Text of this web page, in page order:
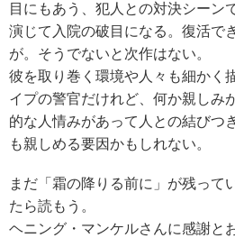
目にもあう、犯人との対決シーン
演じて入院の破目になる。復活で
が。そうでないと次作はない。
彼を取り巻く環境や人々も細かく
イプの警官だけれど、何か親しみ
的な人情みがあって人との結びつ
も親しめる要因かもしれない。
まだ「霜の降りる前に」が残って
たら読もう。
ヘニング・マンケルさんに感謝と